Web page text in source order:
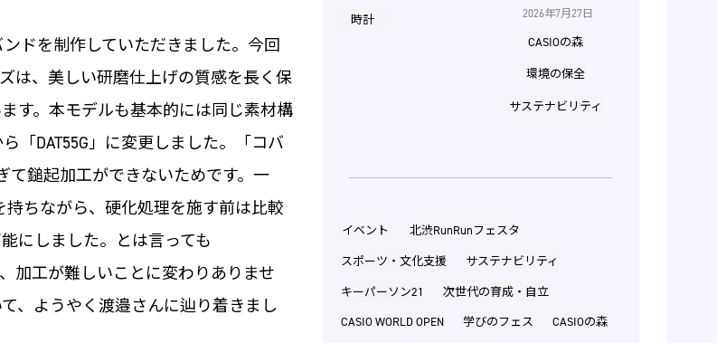
ドを制作していただきました。今回
は、美しい研磨仕上げの質感を長く保
す。本モデルも基本的には同じ素材構
「DAT55G」に変更しました。「コバ
て鎚起加工ができないためです。一
持ちながら、硬化処理を施す前は比較
にしました。とは言っても
加工が難しいことに変わりありませ
、ようやく渡邉さんに辿り着きまし
時計 2026年7月27日
CASIOの森
環境の保全
サステナビリティ
イベント
北渋RunRunフェスタ
スポーツ・文化支援
サステナビリティ
キーパーソン21
次世代の育成・自立
CASIO WORLD OPEN
学びのフェス
CASIOの森